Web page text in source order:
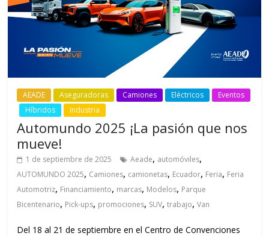
AEADE Aseguradoras Camiones Eléctricos
Eventos
Híbridos
Industria
Automundo 2025 ¡La pasión que nos
mueve!
1 de septiembre de 2025 Aeade, automóviles,
AUTOMUNDO 2025, Camiones, camionetas, Ecuador, Feria, Feria
Automotriz, Financiamiento, marcas, Modelos, Parque
Bicentenario, Pick-ups, promociones, SUV,trabajo,Van
Del 18 al 21 de septiembre en el Centro de Convenciones